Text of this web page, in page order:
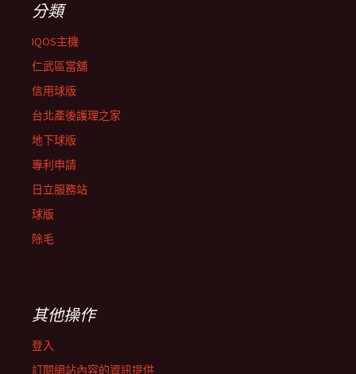
分類
IQOS主機
仁武區當舖
信用球版
台北產後護理之家
地下球版
專利申請
日立服務站
球版
除毛
其他操作
登入
訂閱網站內容的資訊提供